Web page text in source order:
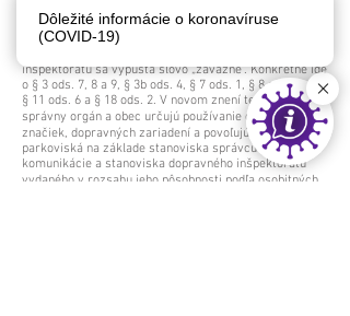
Čo sa konkrétne upravilo? Z miest, kde sa doteraz
inšpektorátu sa vypúšťa slovo „záväzné“. Konkrétne ide
o § 3 ods. 7, 8 a 9, § 3b ods. 4, § 7 ods. 1, § 8 ods. 1 a 7,
§ 11 ods. 6 a § 18 ods. 2. V novom znení teda „cestný
správny orgán a obec určujú používanie dopravných
značiek, dopravných zariadení a povoľujú vyhradené
parkoviská na základe stanoviska správcu pozemnej
komunikácie a stanoviska dopravného inšpektorátu
vydaného v rozsahu jeho pôsobnosti podľa osobitných
Dôležité informácie o koronavíruse
(COVID-19)